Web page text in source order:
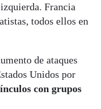
Francia
todos ellos en
de ataques
Unidos por
con grupos